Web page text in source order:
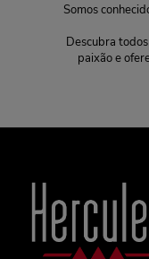
Somos
Descubra
paixão e